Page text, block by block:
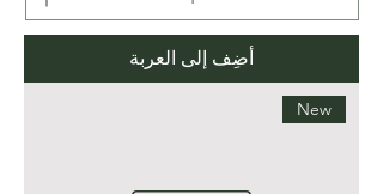
أضِف إلى العربة
New